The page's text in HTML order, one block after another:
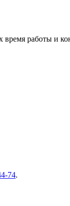
время работы и
74.